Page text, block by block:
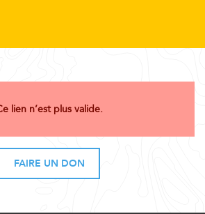
lien n’est plus valide.
FAIRE UN DON